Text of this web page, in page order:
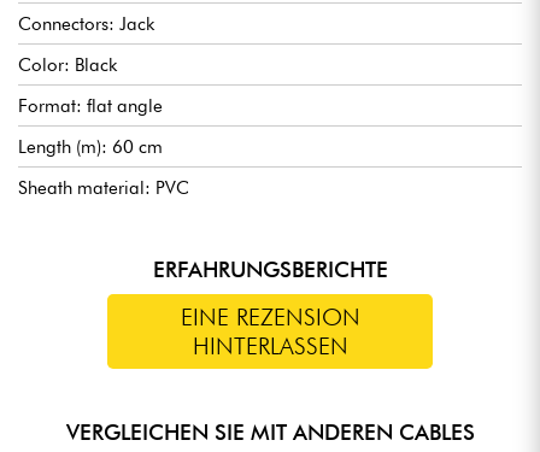
Connectors: Jack
Color: Black
Format: flat angle
Length (m): 60 cm
Sheath material: PVC
ERFAHRUNGSBERICHTE
EINE REZENSION
HINTERLASSEN
VERGLEICHEN SIE MIT ANDEREN CABLES